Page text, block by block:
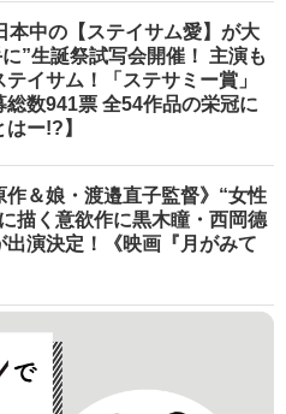
本中の【ステイサム愛】が大
”生誕祭試写会開催！ 主演も
イサム！「ステサミー賞」
総数941票 全54作品の栄冠に
ー!?】
作＆娘・渡邉直子監督》“女性
描く意欲作に黒木瞳・西岡德
出演決定！《映画『月がみて